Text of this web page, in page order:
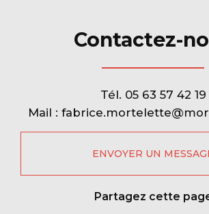
Contactez-
Tél. 05 63 57 42 19
Mail :
ENVOYER UN
Partagez cette